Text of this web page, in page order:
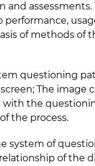
of methods of
questioning
The image
the
the process.
system of
of the